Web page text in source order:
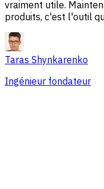
vraiment utile.
produits, c'est l'outil
Taras Shynkarenko
Ingénieur fondateur
Vue d'ensemble